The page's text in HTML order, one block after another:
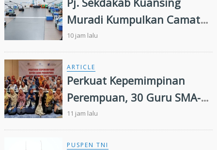
Muradi Kumpulkan Camat
Se- Kabupaten Kuansing
10 jam lalu
ARTICLE
Perkuat Kepemimpinan
Perempuan, 30 Guru SMA-
SMK di Yogyakarta Ikuti
Pelatihan Kepemimpinan
11 jam lalu
PUSPEN TNI